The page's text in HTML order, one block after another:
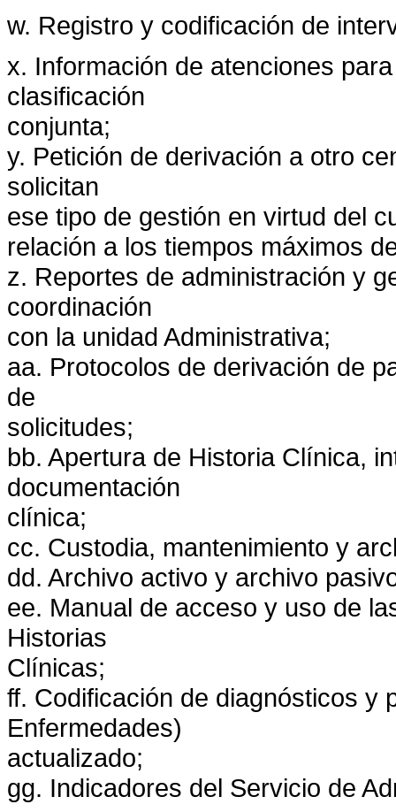
w. Registro y codificación de
x. Información de atenciones
clasificación
conjunta;
y. Petición de derivación a otro
solicitan
ese tipo de gestión en virtud del
relación a los tiempos máximos
z. Reportes de administración y
coordinación
con la unidad Administrativa;
aa. Protocolos de derivación de
de
solicitudes;
bb. Apertura de Historia Clínica,
documentación
clínica;
cc. Custodia, mantenimiento y
dd. Archivo activo y archivo
ee. Manual de acceso y uso de
Historias
Clínicas;
ff. Codificación de diagnósticos y
Enfermedades)
actualizado;
gg. Indicadores del Servicio de